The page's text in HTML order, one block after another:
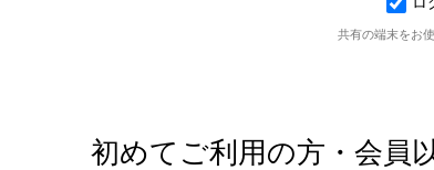
共有の端末をお
初めてご利用の方・会員